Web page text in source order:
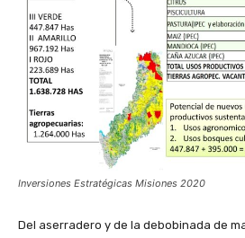
Inversiones Estratégicas Misiones 2020
Del aserradero y de la debobinada de